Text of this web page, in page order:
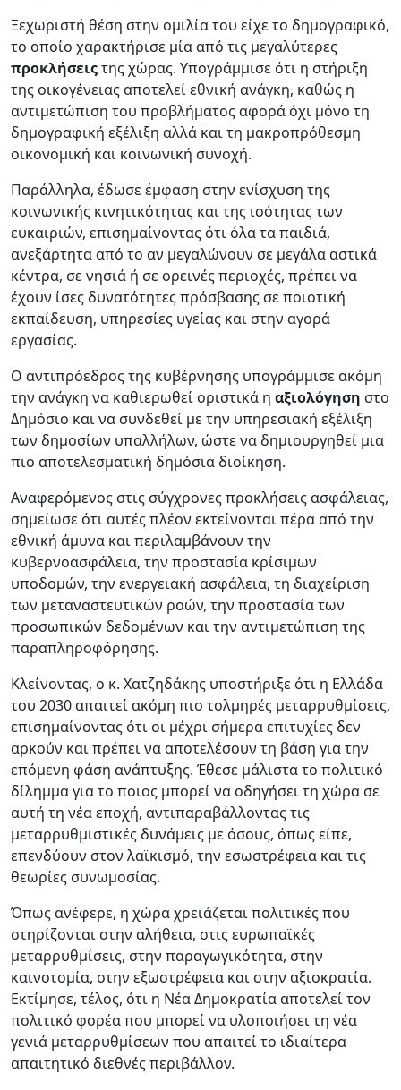
Ξεχωριστή θέση στην ομιλία του είχε το δημογραφικό,
το οποίο χαρακτήρισε μία από τις μεγαλύτερες
προκλήσειςτης χώρας. Υπογράμμισε ότι η στήριξη
της οικογένειας αποτελεί εθνική ανάγκη, καθώς η
αντιμετώπιση του προβλήματος αφορά όχι μόνο τη
δημογραφική εξέλιξη αλλά και τη μακροπρόθεσμη
οικονομική και κοινωνική συνοχή.
Παράλληλα, έδωσε έμφαση στην ενίσχυση της
κοινωνικής κινητικότητας και της ισότητας των
ευκαιριών, επισημαίνοντας ότι όλα τα παιδιά,
ανεξάρτητα από το αν μεγαλώνουν σε μεγάλα αστικά
κέντρα, σε νησιά ή σε ορεινές περιοχές, πρέπει να
έχουν ίσες δυνατότητες πρόσβασης σε ποιοτική
εκπαίδευση, υπηρεσίες υγείας και στην αγορά
εργασίας.
Ο αντιπρόεδρος της κυβέρνησης υπογράμμισε ακόμη
την ανάγκη να καθιερωθεί οριστικά η αξιολόγηση στο
Δημόσιο και να συνδεθεί με την υπηρεσιακή εξέλιξη
των δημοσίων υπαλλήλων, ώστε να δημιουργηθεί μια
πιο αποτελεσματική δημόσια διοίκηση.
Αναφερόμενος στις σύγχρονες προκλήσεις ασφάλειας,
σημείωσε ότι αυτές πλέον εκτείνονται πέρα από την
εθνική άμυνα και περιλαμβάνουν την
κυβερνοασφάλεια, την προστασία κρίσιμων
υποδομών, την ενεργειακή ασφάλεια, τη διαχείριση
των μεταναστευτικών ροών, την προστασία των
προσωπικών δεδομένων και την αντιμετώπιση της
παραπληροφόρησης.
Κλείνοντας, ο κ. Χατζηδάκης υποστήριξε ότι η Ελλάδα
του 2030 απαιτεί ακόμη πιο τολμηρές μεταρρυθμίσεις,
επισημαίνοντας ότι οι μέχρι σήμερα επιτυχίες δεν
αρκούν και πρέπει να αποτελέσουν τη βάση για την
επόμενη φάση ανάπτυξης. Έθεσε μάλιστα το πολιτικό
δίλημμα για το ποιος μπορεί να οδηγήσει τη χώρα σε
αυτή τη νέα εποχή, αντιπαραβάλλοντας τις
μεταρρυθμιστικές δυνάμεις με όσους, όπως είπε,
επενδύουν στον λαϊκισμό, την εσωστρέφεια και τις
θεωρίες συνωμοσίας.
Όπως ανέφερε, η χώρα χρειάζεται πολιτικές που
στηρίζονται στην αλήθεια, στις ευρωπαϊκές
μεταρρυθμίσεις, στην παραγωγικότητα, στην
καινοτομία, στην εξωστρέφεια και στην αξιοκρατία.
Εκτίμησε, τέλος, ότι η Νέα Δημοκρατία αποτελεί τον
πολιτικό φορέα που μπορεί να υλοποιήσει τη νέα
γενιά μεταρρυθμίσεων που απαιτεί το ιδιαίτερα
απαιτητικό διεθνές περιβάλλον.